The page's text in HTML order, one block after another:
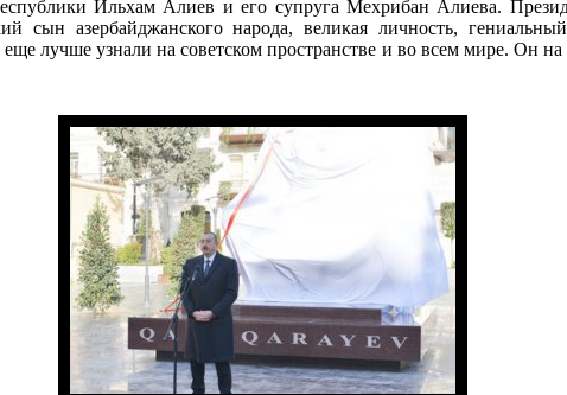
Ильхам Алиев и его супруга Мехрибан Алиева.
сын азербайджанского народа, великая личность,
лучше узнали на советском пространстве и во всем мире. Он